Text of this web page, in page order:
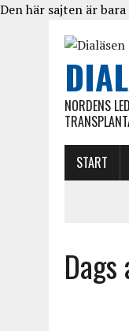
Den här sajten är
NORDENS
START